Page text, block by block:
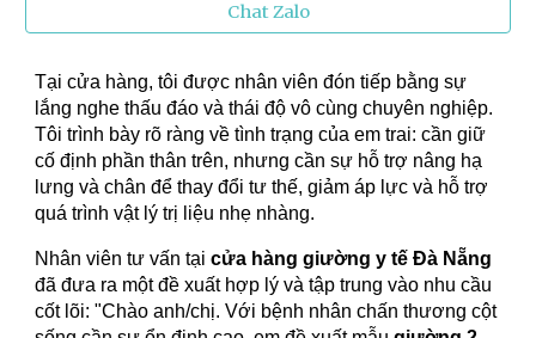
Chat Zalo
Tại cửa hàng, tôi được nhân viên đón tiếp bằng sự
lắng nghe thấu đáo và thái độ vô cùng chuyên nghiệp.
Tôi trình bày rõ ràng về tình trạng của em trai: cần giữ
cố định phần thân trên, nhưng cần sự hỗ trợ nâng hạ
lưng và chân để thay đổi tư thế, giảm áp lực và hỗ trợ
quá trình vật lý trị liệu nhẹ nhàng.
Nhân viên tư vấn tạicửa hàng giường y tế Đà Nẵng
đã đưa ra một đề xuất hợp lý và tập trung vào nhu cầu
cốt lõi: "Chào anh/chị. Với bệnh nhân chấn thương cột